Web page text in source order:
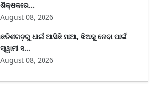
ଶିକ୍ଷକରେ...
August 08, 2026
ଛତିଶଗଡ଼ରୁ ଧାଇଁ ଆସିଛି ମାଆ, ଝିଅକୁ ନେବା ପାଇଁ
ସ୍ୱାମୀ ସ...
August 08, 2026